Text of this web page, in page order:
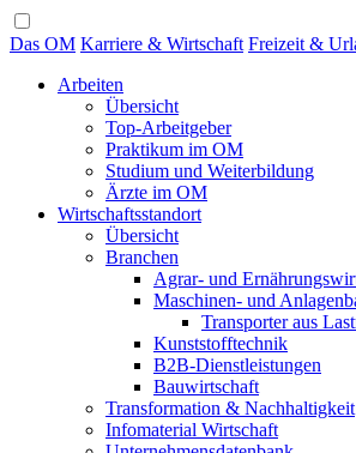
Das OM Karriere & Wirtschaft Freizeit &
Arbeiten
Übersicht
Top-Arbeitgeber
Praktikum im OM
Studium und Weiterbildung
Ärzte im OM
Wirtschaftsstandort
Übersicht
Branchen
Agrar- und
Maschinen- und
Transporter aus
Kunststofftechnik
B2B-Dienstleistungen
Bauwirtschaft
Transformation & Nachhaltigkeit
Infomaterial Wirtschaft